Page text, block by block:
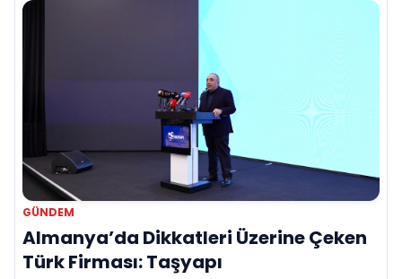
GÜNDEM
Almanya’da Dikkatleri Üzerine Çeken
Türk Firması: Taşyapı